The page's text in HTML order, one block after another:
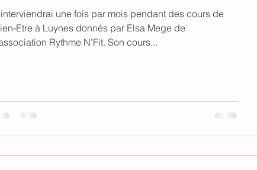
une fois par mois pendant des cours de
Etre à Luynes donnés par Elsa Mege de
Rythme N’Fit. Son cours...